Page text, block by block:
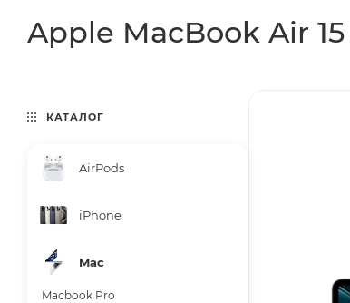
Apple MacBook Air 15
КАТАЛОГ
AirPods
iPhone
Mac
Macbook Pro